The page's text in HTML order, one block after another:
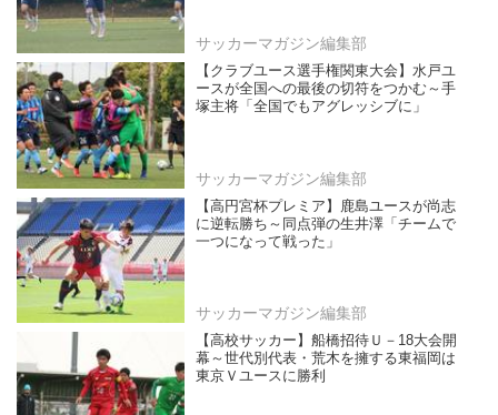
サッカーマガジン編集部
【クラブユース選手権関東大会】水戸ユ
ースが全国への最後の切符をつかむ～手
塚主将「全国でもアグレッシブに」
サッカーマガジン編集部
【高円宮杯プレミア】鹿島ユースが尚志
に逆転勝ち～同点弾の生井澤「チームで
一つになって戦った」
サッカーマガジン編集部
【高校サッカー】船橋招待Ｕ－18大会開
幕～世代別代表・荒木を擁する東福岡は
東京Ｖユースに勝利